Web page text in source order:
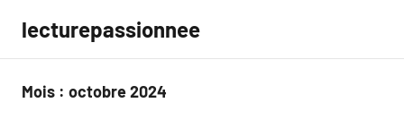
contenu
lecturepassionnee
Mois : octobre 2024